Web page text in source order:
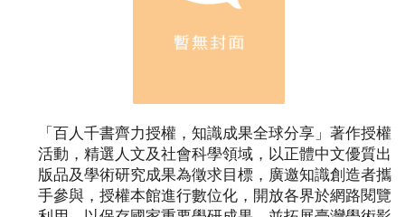
「百人千書齊力授權，知識成果全球分享」著作授權
活動，精選人文及社會科學領域，以正體中文優質出
版品及學術研究成果為徵求目標，廣邀知識創造者攜
手參與，授權本館進行數位化，開放各界於網路閱覽